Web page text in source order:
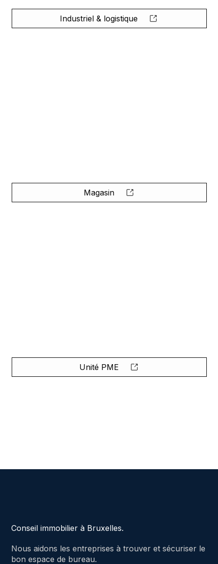
Industriel & logistique
Magasin
Unité PME
Conseil immobilier à Bruxelles.
Nous aidons les entreprises à trouver et sécuriser le
bon espace de bureau.